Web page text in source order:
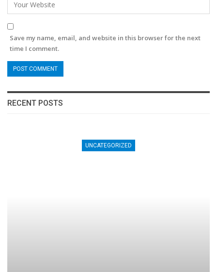
Save my name, email, and website in this browser for the next
time I comment.
RECENT POSTS
UNCATEGORIZED